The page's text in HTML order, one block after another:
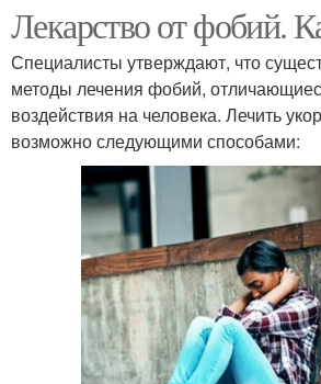
Лекарство от фобий.
Специалисты утверждают, что
методы лечения фобий,
воздействия на человека. Лечить
возможно следующими способами: